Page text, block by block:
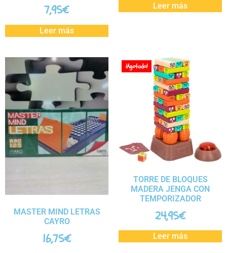
7,95€
Leer más
Leer más
MASTER MIND LETRAS
CAYRO
16,75€
¡Agotado!
TORRE DE BLOQUES
MADERA JENGA CON
TEMPORIZADOR
24,95€
Leer más